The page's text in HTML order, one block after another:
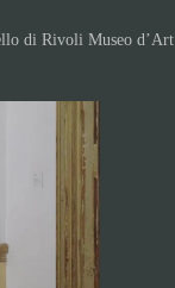
di Rivoli Museo d’Art